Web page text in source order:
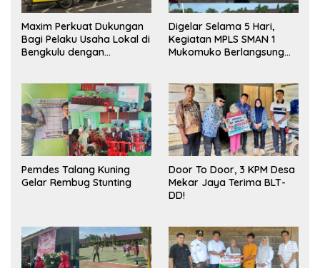
Maxim Perkuat Dukungan
Bagi Pelaku Usaha Lokal di
Bengkulu dengan
Pasar
Digelar Selama 5 Hari,
Kegiatan MPLS SMAN 1
Mukomuko Berlangsung
Pemdes Talang Kuning
Gelar Rembug Stunting
Door To Door, 3 KPM Desa
Mekar Jaya Terima BLT-
DD!